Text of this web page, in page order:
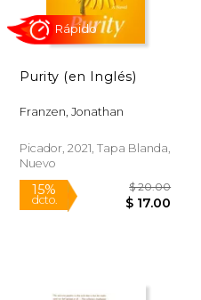
Purity (en Inglés)
Franzen, Jonathan
Picador, 2021, Tapa Blanda,
Nuevo